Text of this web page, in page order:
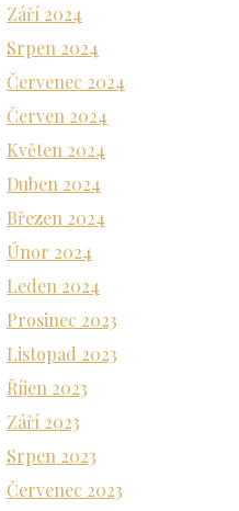
Září 2024
Srpen 2024
Červenec 2024
Červen 2024
Květen 2024
Duben 2024
Březen 2024
Únor 2024
Leden 2024
Prosinec 2023
Listopad 2023
Říjen 2023
Září 2023
Srpen 2023
Červenec 2023